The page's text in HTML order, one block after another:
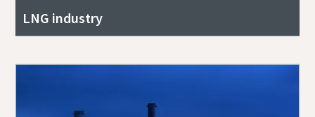
LNG industry